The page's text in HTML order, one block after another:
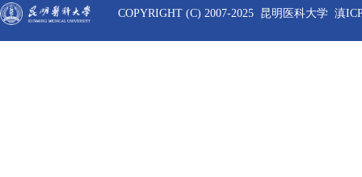
COPYRIGHT (C) 2007-2025 昆明医科大学 滇